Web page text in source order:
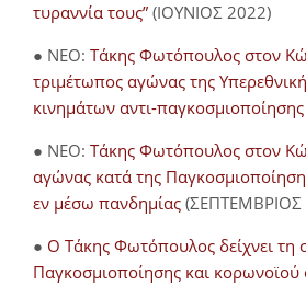
τυραννία τους” (ΙΟΥΝΙΟΣ 2022)
● NEO: Τάκης Φωτόπουλος στον
τριμέτωπος αγώνας της
κινημάτων αντι-παγκοσμιοποίησης
● NEO: Τάκης Φωτόπουλος στον
αγώνας κατά της
εν μέσω πανδημίας (ΣΕΠΤΕΜΒΡΙΟΣ
● Ο Τάκης Φωτόπουλος δείχνει τη
Παγκοσμιοποίησης και κορωνοϊού